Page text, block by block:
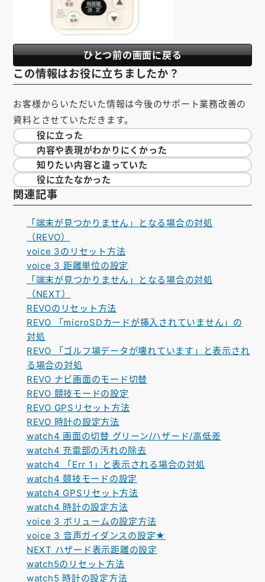
ひとつ前の画面に戻る
この情報はお役に立ちましたか？
お客様からいただいた情報は今後のサポート業務改善の
資料とさせていただきます。
役に立った
内容や表現がわかりにくかった
知りたい内容と違っていた
役に立たなかった
関連記事
「端末が見つかりません」となる場合の対処
（REVO）
voice 3のリセット方法
voice 3 距離単位の設定
「端末が見つかりません」となる場合の対処
（NEXT）
REVOのリセット方法
REVO 「microSDカードが挿入されていません」の
対処
REVO 「ゴルフ場データが壊れています」と表示され
る場合の対処
REVO ナビ画面のモード切替
REVO 競技モードの設定
REVO GPSリセット方法
REVO 時計の設定方法
watch4 画面の切替 グリーン/ハザード/高低差
watch4 充電部の汚れの除去
watch4 「Err 1」と表示される場合の対処
watch4 競技モードの設定
watch4 GPSリセット方法
watch4 時計の設定方法
voice 3 ボリュームの設定方法
voice 3 音声ガイダンスの設定★
NEXT ハザード表示距離の設定
watch5のリセット方法
watch5 時計の設定方法